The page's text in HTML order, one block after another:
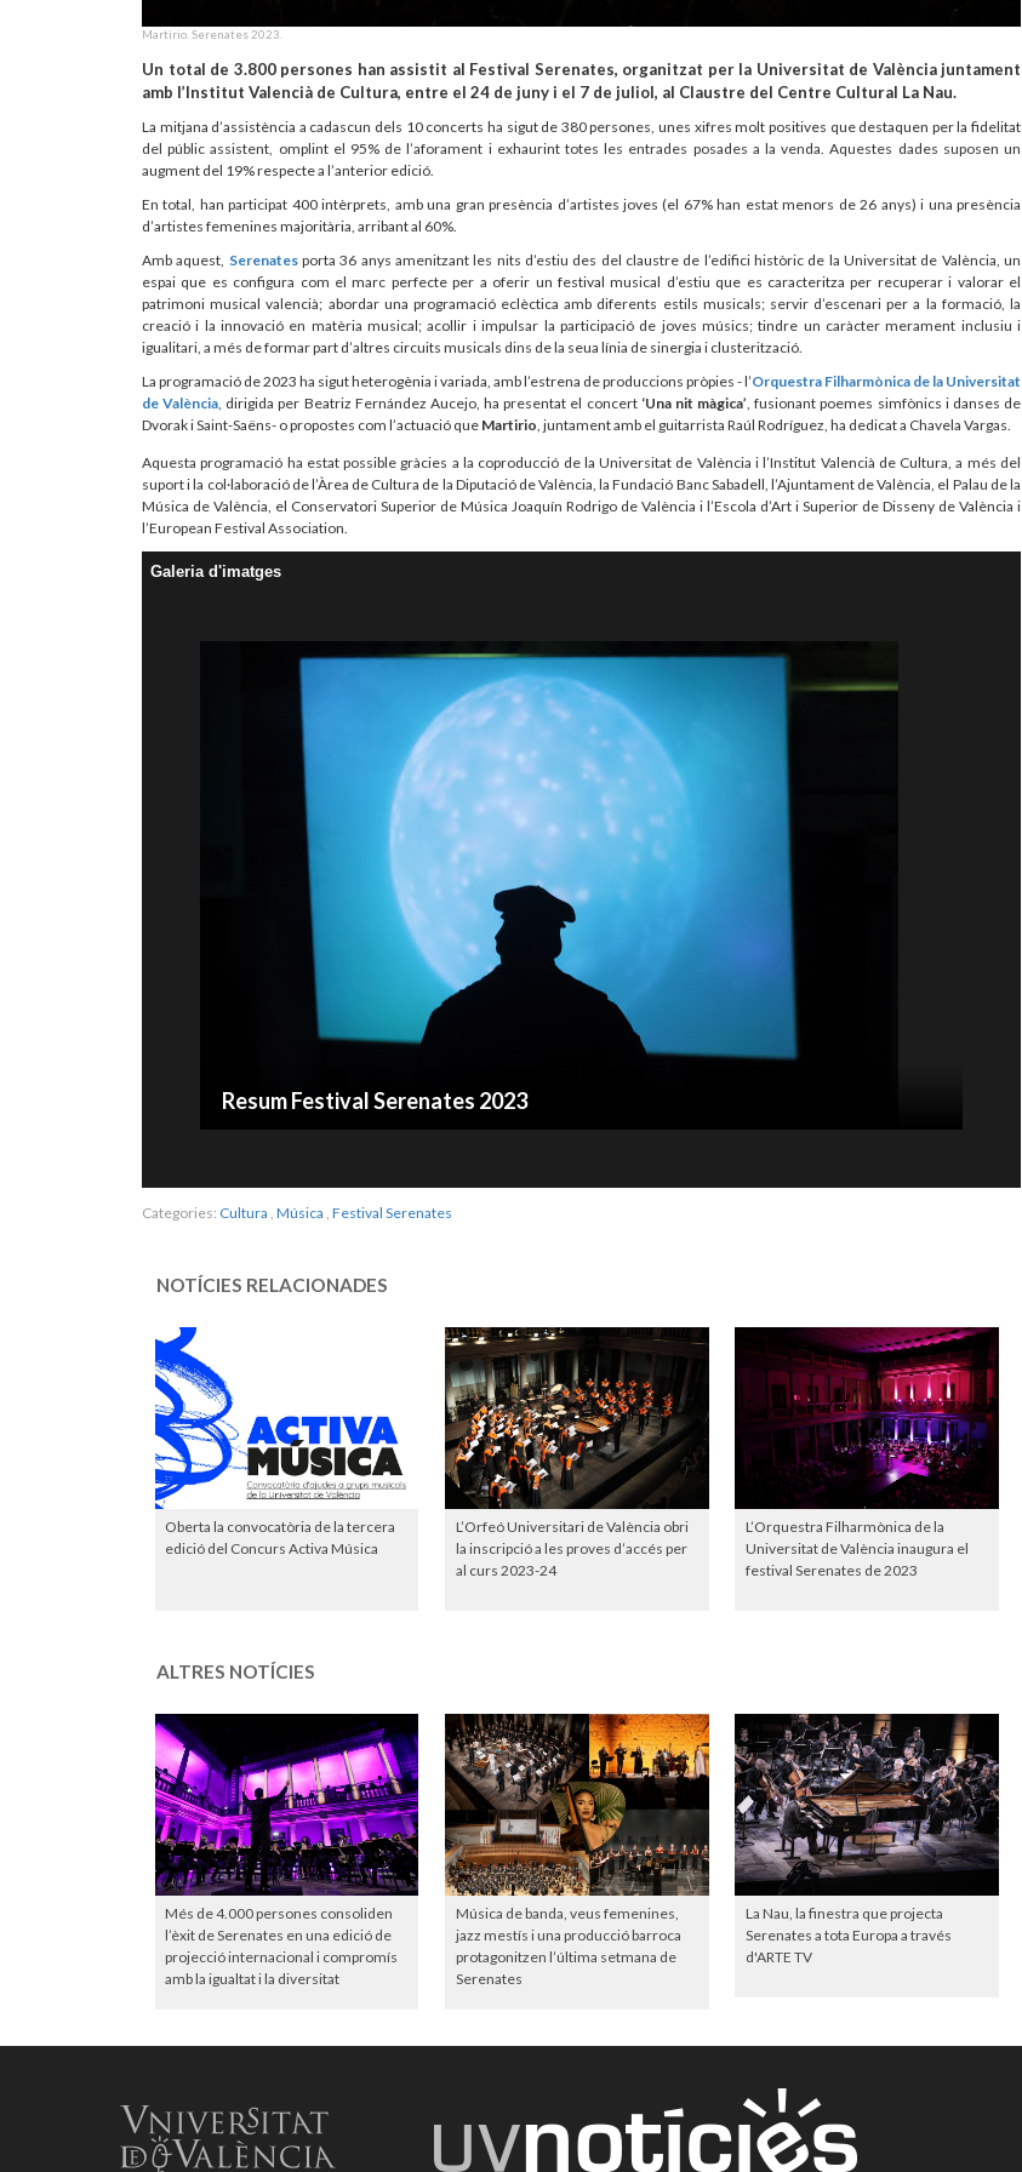
Martirio. Serenates 2023.
Un total de 3.800 persones han assistit al Festival Serenates, organitzat per la Universitat de València juntament
amb l’Institut Valencià de Cultura, entre el 24 de juny i el 7 de juliol, al Claustre del Centre Cultural La Nau.
La mitjana d’assistència a cadascun dels 10 concerts ha sigut de 380 persones, unes xifres molt positives que destaquen per la fidelitat
del públic assistent, omplint el 95% de l’aforament i exhaurint totes les entrades posades a la venda. Aquestes dades suposen un
augment del 19% respecte a l’anterior edició.
En total, han participat 400 intèrprets, amb una gran presència d’artistes joves (el 67% han estat menors de 26 anys) i una presència
d’artistes femenines majoritària, arribant al 60%.
Amb aquest, Serenatesporta 36 anys amenitzant les nits d’estiu des del claustre de l’edifici històric de la Universitat de València, un
espai que es configura com el marc perfecte per a oferir un festival musical d’estiu que es caracteritza per recuperar i valorar el
patrimoni musical valencià; abordar una programació eclèctica amb diferents estils musicals; servir d’escenari per a la formació, la
creació i la innovació en matèria musical; acollir i impulsar la participació de joves músics; tindre un caràcter merament inclusiu i
igualitari, a més de formar part d’altres circuits musicals dins de la seua línia de sinergia i clusterització.
La programació de 2023 ha sigut heterogènia i variada, amb l’estrena de produccions pròpies - l’Orquestra Filharmònica de la Universitat
de València, dirigida per Beatriz Fernández Aucejo, ha presentat el concert ‘Una nit màgica’, fusionant poemes simfònics i danses de
Dvorak i Saint-Saëns- o propostes com l’actuació que Martirio, juntament amb el guitarrista Raúl Rodríguez, ha dedicat a Chavela Vargas.
Aquesta programació ha estat possible gràcies a la coproducció de la Universitat de València i l’Institut Valencià de Cultura, a més del
suport i la col·laboració de l’Àrea de Cultura de la Diputació de València, la Fundació Banc Sabadell, l’Ajuntament de València, el Palau de la
Música de València, el Conservatori Superior de Música Joaquín Rodrigo de València i l’Escola d’Art i Superior de Disseny de València i
l’European Festival Association.
Galeria d'imatges
Resum Festival Serenates 2023
Categories: Cultura , Música , Festival Serenates
NOTÍCIES RELACIONADES
Oberta la convocatòria de la tercera
edició del Concurs Activa Música
L’Orfeó Universitari de València obri
la inscripció a les proves d’accés per
al curs 2023-24
L’Orquestra Filharmònica de la
Universitat de València inaugura el
festival Serenates de 2023
ALTRES NOTÍCIES
Més de 4.000 persones consoliden
l’èxit de Serenates en una edició de
projecció internacional i compromís
amb la igualtat i la diversitat
Música de banda, veus femenines,
jazz mestís i una producció barroca
protagonitzen l’última setmana de
Serenates
La Nau, la finestra que projecta
Serenates a tota Europa a través
d'ARTE TV